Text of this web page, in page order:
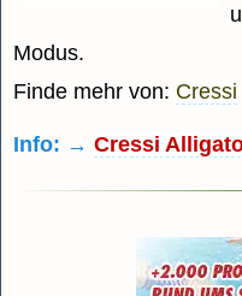
Modus.
Finde mehr von: Cressi
Info: → Cressi